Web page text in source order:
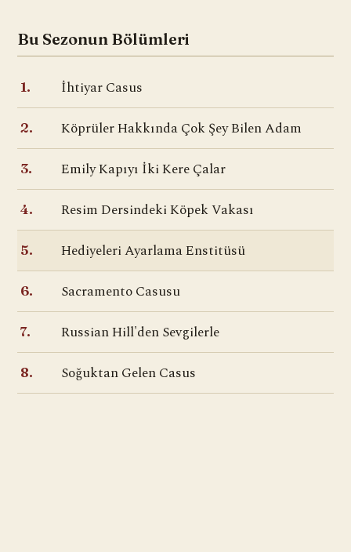
Bu Sezonun Bölümleri
1. İhtiyar Casus
2. Köprüler Hakkında Çok Şey Bilen Adam
3. Emily Kapıyı İki Kere Çalar
4. Resim Dersindeki Köpek Vakası
5. Hediyeleri Ayarlama Enstitüsü
6. Sacramento Casusu
7. Russian Hill'den Sevgilerle
8. Soğuktan Gelen Casus